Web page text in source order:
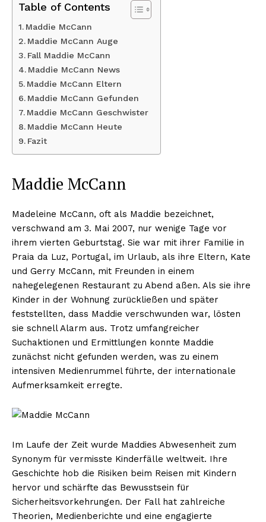
Table of Contents
Maddie McCann
Maddie McCann Auge
Fall Maddie McCann
Maddie McCann News
Maddie McCann Eltern
Maddie McCann Gefunden
Maddie McCann Geschwister
Maddie McCann Heute
Fazit
Maddie McCann
Madeleine McCann, oft als Maddie bezeichnet,
verschwand am 3. Mai 2007, nur wenige Tage vor
ihrem vierten Geburtstag. Sie war mit ihrer Familie in
Praia da Luz, Portugal, im Urlaub, als ihre Eltern, Kate
und Gerry McCann, mit Freunden in einem
nahegelegenen Restaurant zu Abend aßen. Als sie ihre
Kinder in der Wohnung zurückließen und später
feststellten, dass Maddie verschwunden war, lösten
sie schnell Alarm aus. Trotz umfangreicher
Suchaktionen und Ermittlungen konnte Maddie
zunächst nicht gefunden werden, was zu einem
intensiven Medienrummel führte, der internationale
Aufmerksamkeit erregte.
Im Laufe der Zeit wurde Maddies Abwesenheit zum
Synonym für vermisste Kinderfälle weltweit. Ihre
Geschichte hob die Risiken beim Reisen mit Kindern
hervor und schärfte das Bewusstsein für
Sicherheitsvorkehrungen. Der Fall hat zahlreiche
Theorien, Medienberichte und eine engagierte